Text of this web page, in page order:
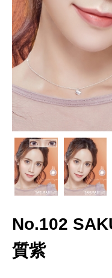
No.102
質紫